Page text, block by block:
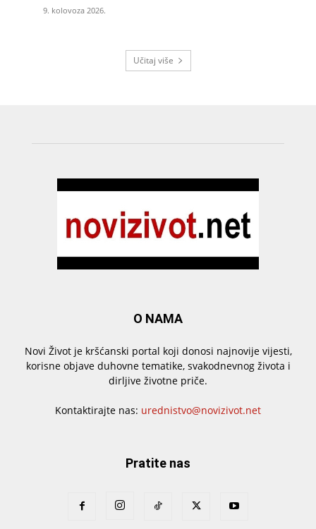
9. kolovoza 2026.
Učitaj više
O NAMA
Novi Život je kršćanski portal koji donosi najnovije vijesti,
korisne objave duhovne tematike, svakodnevnog života i
dirljive životne priče.
Kontaktirajte nas: urednistvo@novizivot.net
Pratite nas